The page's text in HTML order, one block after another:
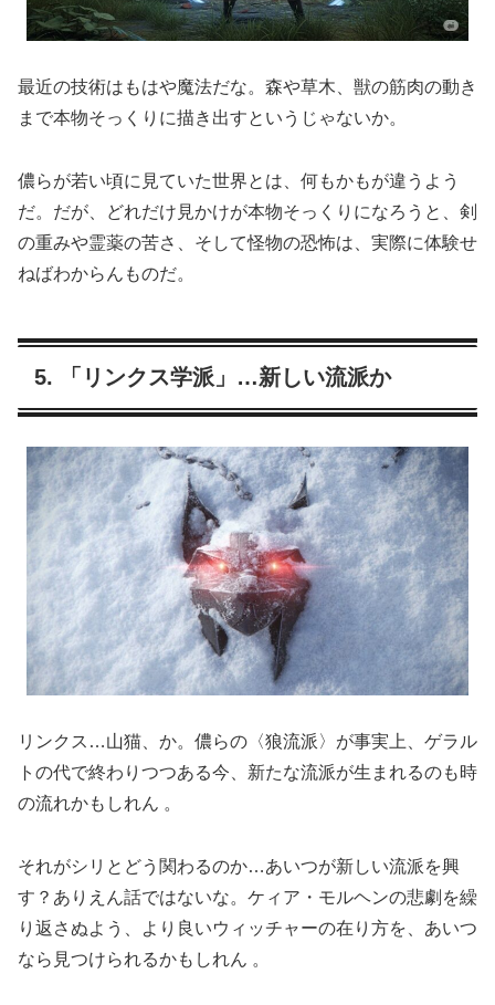
最近の技術はもはや魔法だな。森や草木、獣の筋肉の動き
まで本物そっくりに描き出すというじゃないか。
儂らが若い頃に見ていた世界とは、何もかもが違うよう
だ。だが、どれだけ見かけが本物そっくりになろうと、剣
の重みや霊薬の苦さ、そして怪物の恐怖は、実際に体験せ
ねばわからんものだ。
5. 「リンクス学派」…新しい流派か
リンクス…山猫、か。儂らの〈狼流派〉が事実上、ゲラル
トの代で終わりつつある今、新たな流派が生まれるのも時
の流れかもしれん 。
それがシリとどう関わるのか…あいつが新しい流派を興
す？ありえん話ではないな。ケィア・モルヘンの悲劇を繰
り返さぬよう、より良いウィッチャーの在り方を、あいつ
なら見つけられるかもしれん 。